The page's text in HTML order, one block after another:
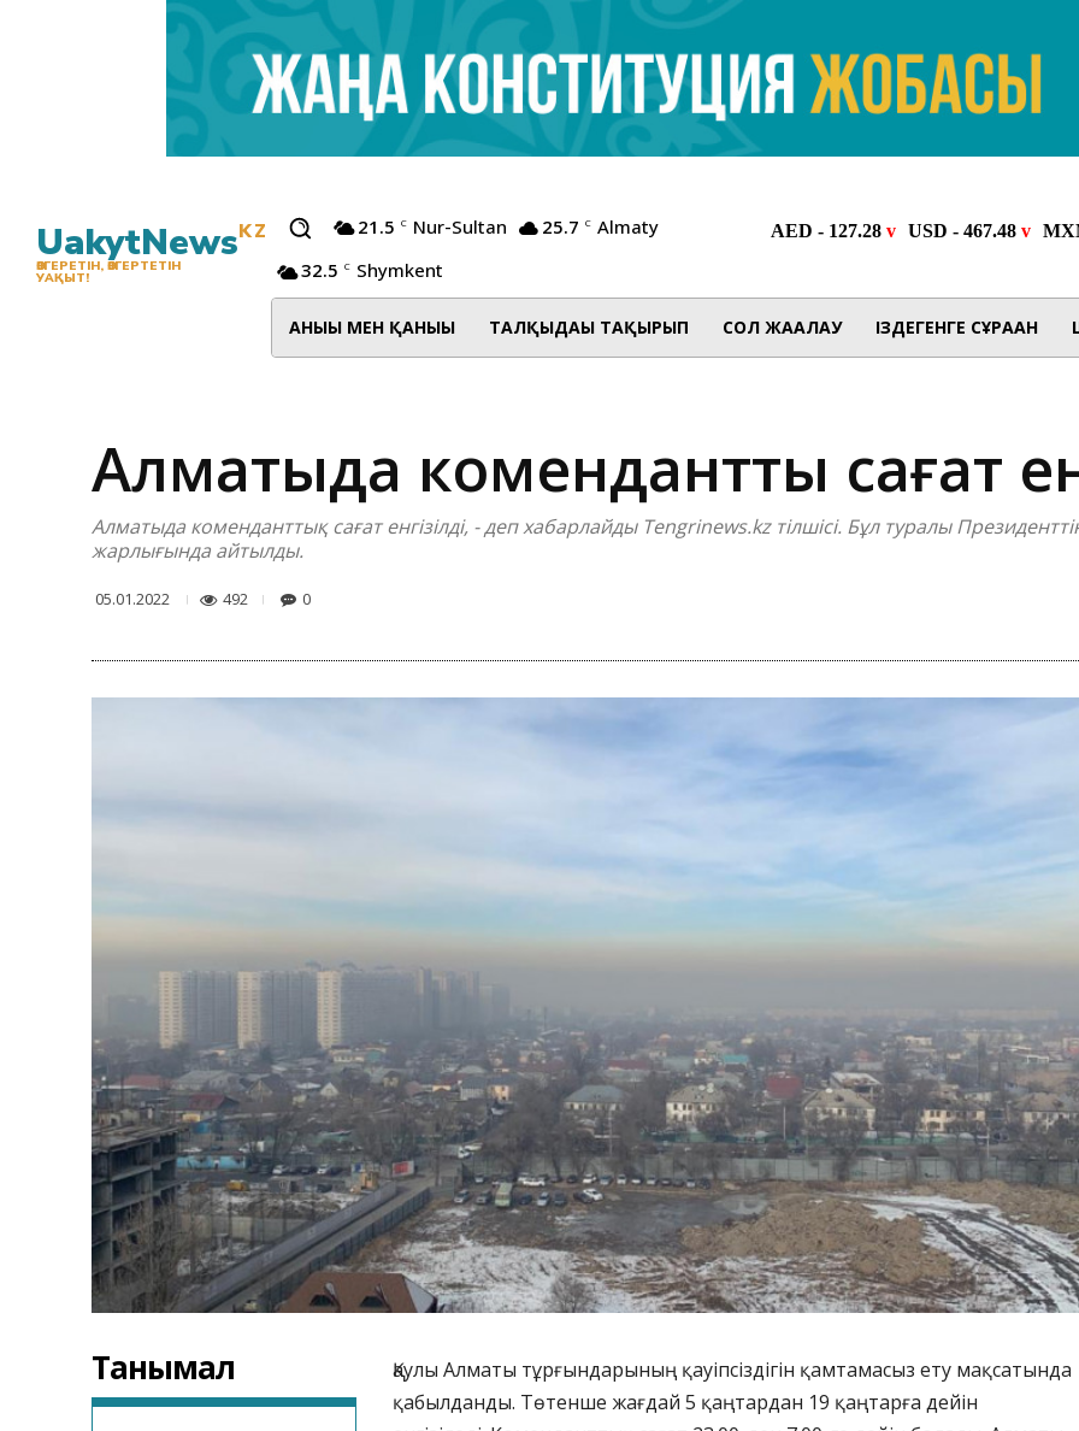
UakytNewsKZ
ӨЗГЕРЕТІН, ӨЗГЕРТЕТІН
УАҚЫТ!
21.5 C Nur-Sultan 25.7 C Almaty
32.5 C Shymkent
АНЫҒЫ МЕН ҚАНЫҒЫ ТАЛҚЫДАҒЫ ТАҚЫРЫП СОЛ ЖАҒАЛАУ ІЗДЕГЕНГЕ СҰРАҒАН
Алматыда коменданттық сағат
Алматыда коменданттық сағат енгізілді, - деп хабарлайды Tengrinews.kz тілшісі. Бұл туралы
жарлығында айтылды.
05.01.2022 492 0
Танымал
Қаулы Алматы тұрғындарының қауіпсіздігін қамтамасыз ету мақсатында
қабылданды. Төтенше жағдай 5 қаңтардан 19 қаңтарға дейін